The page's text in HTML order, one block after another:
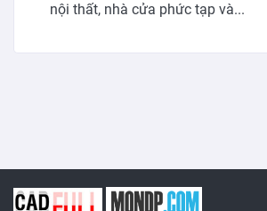
nội thất, nhà cửa phức tạp và...